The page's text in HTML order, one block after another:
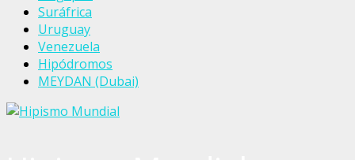
Suráfrica
Uruguay
Venezuela
Hipódromos
MEYDAN (Dubai)